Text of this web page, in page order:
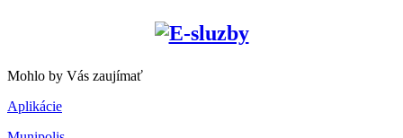
Mohlo by Vás zaujímať
Aplikácie